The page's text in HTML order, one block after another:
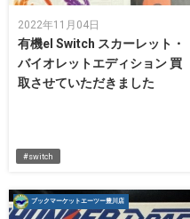
2022年11月04日
有機el Switch スカーレット・
バイオレットエディション 買
取させていただきました
#switch
ブックマーケットエーツー豊川店